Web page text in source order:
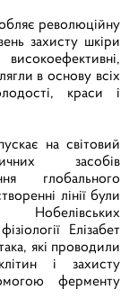
революційну
захисту шкіри
в основу всіх
краси і
на світовий
засобів
глобального
лінії були
Елізабет
які проводили
і захисту
ферменту